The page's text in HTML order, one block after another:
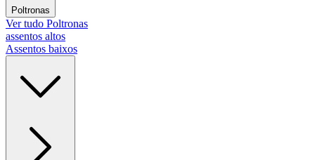
Poltronas
Ver tudo Poltronas
assentos altos
Assentos baixos